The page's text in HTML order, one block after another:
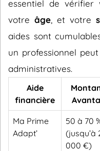
essentiel de vérifier
votre âge , et votre
aides sont
un professionnel
administratives.
Aide
financière
Ma Prime
Adapt’
50 à 70
(jusqu’à
000 €)